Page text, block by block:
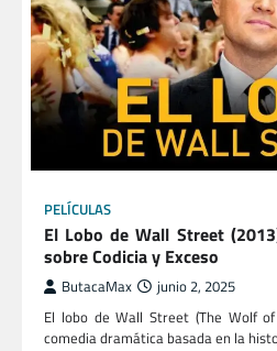
PELÍCULAS
El Lobo de Wall Street
sobre Codicia y Exceso
ButacaMax junio 2, 2025
El lobo de Wall Street (The Wolf
comedia dramática basada en la